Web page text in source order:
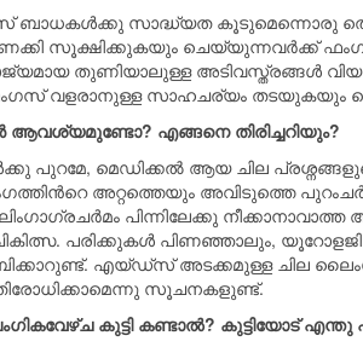
ബാധകള്‍ക്കു സാദ്ധ്യത കൂടുമെന്നൊരു
സൂക്ഷിക്കുകയും
തുണിയാലുള്ള അടിവസ്ത്രങ്ങള്‍
വളരാനുള്ള സാഹചര്യം തടയുകയും
ആവശ്യമുണ്ടോ? എങ്ങനെ തിരിച്ചറിയും?
പുറമേ, മെഡിക്കല്‍ ആയ ചില
അറ്റത്തെയും അവിടുത്തെ
പിന്നിലേക്കു
പരിക്കുകള്‍ പിണഞ്ഞാലും,
എയ്ഡ്സ് അടക്കമുള്ള ചില
സൂചനകളുണ്ട്.
കുട്ടി കണ്ടാൽ? കുട്ടിയോട്